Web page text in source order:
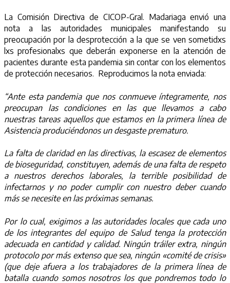
La Comisión Directiva de CICOP-Gral. Madariaga envió una
nota a las autoridades municipales manifestando su
preocupación por la desprotección a la que se ven sometidxs
lxs profesionalxs que deberán exponerse en la atención de
pacientes durante esta pandemia sin contar con los elementos
de protección necesarios. Reproducimos la nota enviada:
“Ante esta pandemia que nos conmueve íntegramente, nos
preocupan las condiciones en las que llevamos a cabo
nuestras tareas aquellos que estamos en la primera línea de
Asistencia produciéndonos un desgaste prematuro.
La falta de claridad en las directivas, la escasez de elementos
de bioseguridad, constituyen, además de una falta de respeto
a nuestros derechos laborales, la terrible posibilidad de
infectarnos y no poder cumplir con nuestro deber cuando
más se necesite en las próximas semanas.
Por lo cual, exigimos a las autoridades locales que cada uno
de los integrantes del equipo de Salud tenga la protección
adecuada en cantidad y calidad. Ningún tráiler extra, ningún
protocolo por más extenso que sea, ningún «comité de crisis»
(que deje afuera a los trabajadores de la primera línea de
batalla cuando somos nosotros los que pondremos todo lo